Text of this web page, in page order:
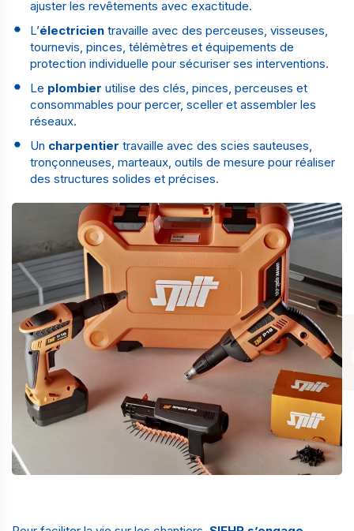
ajuster les revêtements avec exactitude.
L’électricien travaille avec des perceuses, visseuses,
tournevis, pinces, télémètres et équipements de
protection individuelle pour sécuriser ses interventions.
Le plombier utilise des clés, pinces, perceuses et
consommables pour percer, sceller et assembler les
réseaux.
Un charpentier travaille avec des scies sauteuses,
tronçonneuses, marteaux, outils de mesure pour réaliser
des structures solides et précises.